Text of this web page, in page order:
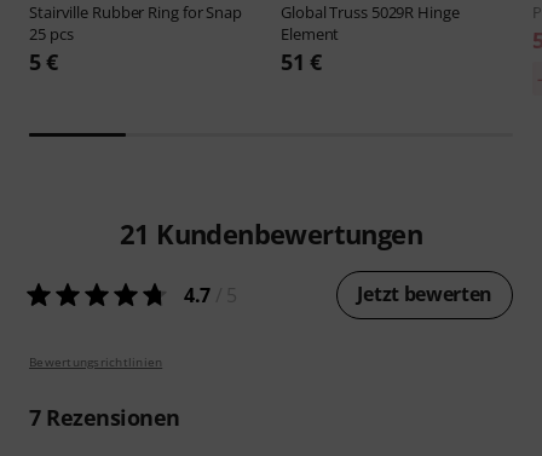
Stairville Rubber Ring for Snap
25 pcs
5 €
Global Truss 5029R Hinge
Element
51 €
21 Kundenbewertungen
4.7 Jetzt bewerten
Bewertungsrichtlinien
7Rezensionen